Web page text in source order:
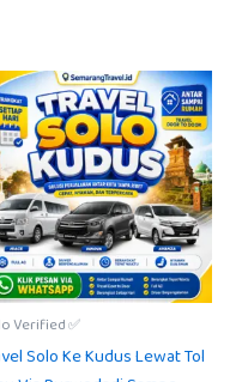
Verified ✅
Solo Ke Kudus Lewat Tol